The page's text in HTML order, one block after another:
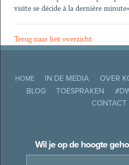
visite se décide à la dernière
Terug naar het overzicht
HOME IN DE MEDIA OVER
BLOG
TOESPRAKEN
CONTACT
Wil je op de hoogte